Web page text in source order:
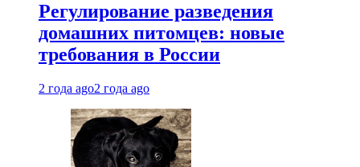
Регулирование разведения
домашних питомцев: новые
требования в России
2 года ago2 года ago